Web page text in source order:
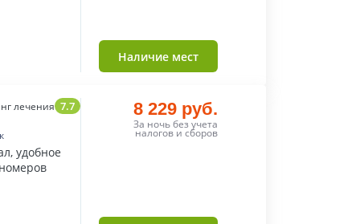
Наличие мест
лечения 7.7
удобное
8 229 руб.
За ночь без учета
налогов и сборов